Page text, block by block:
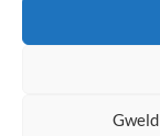
All rights reserved.